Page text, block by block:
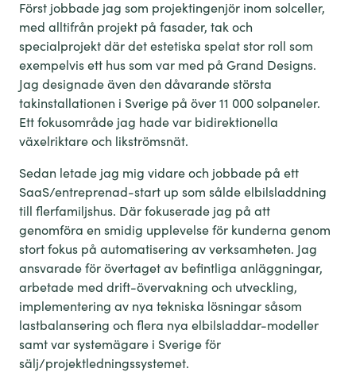
Först jobbade jag som projektingenjör inom solceller,
med alltifrån projekt på fasader, tak och
specialprojekt där det estetiska spelat stor roll som
exempelvis ett hus som var med på Grand Designs.
Jag designade även den dåvarande största
takinstallationen i Sverige på över 11 000 solpaneler.
Ett fokusområde jag hade var bidirektionella
växelriktare och likströmsnät.
Sedan letade jag mig vidare och jobbade på ett
SaaS/entreprenad-start up som sålde elbilsladdning
till flerfamiljshus. Där fokuserade jag på att
genomföra en smidig upplevelse för kunderna genom
stort fokus på automatisering av verksamheten. Jag
ansvarade för övertaget av befintliga anläggningar,
arbetade med drift-övervakning och utveckling,
implementering av nya tekniska lösningar såsom
lastbalansering och flera nya elbilsladdar-modeller
samt var systemägare i Sverige för
sälj/projektledningssystemet.